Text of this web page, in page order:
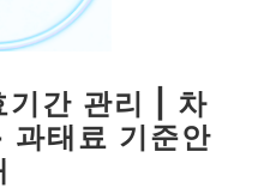
기간 관리 | 차
과태료 기준안